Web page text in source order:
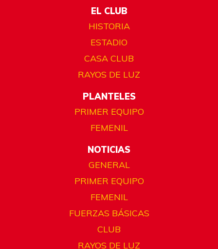
EL CLUB
HISTORIA
ESTADIO
CASA CLUB
RAYOS DE LUZ
PLANTELES
PRIMER EQUIPO
FEMENIL
NOTICIAS
GENERAL
PRIMER EQUIPO
FEMENIL
FUERZAS BÁSICAS
CLUB
RAYOS DE LUZ